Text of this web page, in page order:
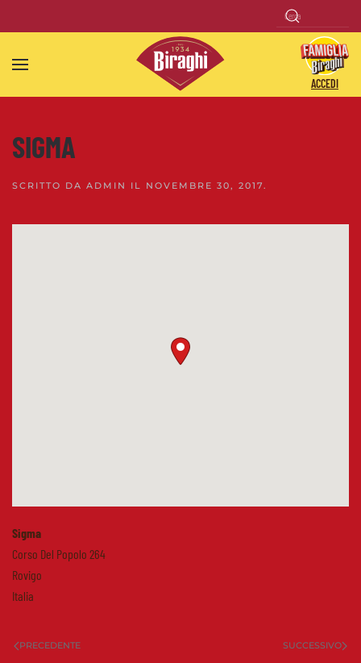
Skip to main content
ACCEDI
SIGMA
SCRITTO DA ADMIN IL NOVEMBRE 30, 2017.
Sigma
Corso Del Popolo 264
Rovigo
Italia
PRECEDENTE SUCCESSIVO